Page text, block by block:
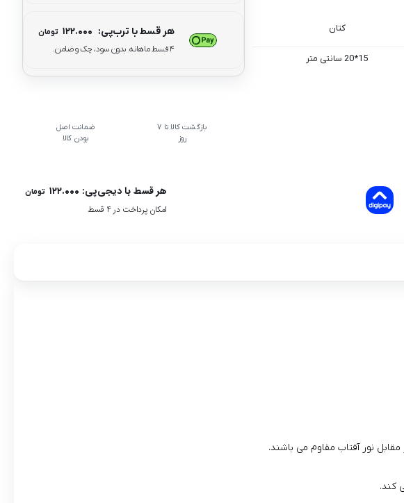
کتان
15*20 سانتی متر
هر قسط با ترب‌پی: ۱۲۲.۰۰۰ تومان
۴ قسط ماهانه. بدون سود، چک و ضامن.
بازگشت کالا تا 7
روز
ضمانت اصل
بودن کالا
هر قسط با دیجی‌پی: ۱۲۲.۰۰۰ تومان
امکان پرداخت در 4 قسط
نور آفتاب مقاوم می باشند.
کند.